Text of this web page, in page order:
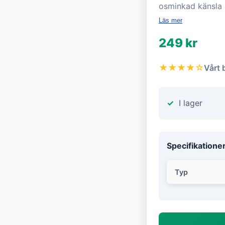
osminkad känsla
Läs mer
249 kr
★★★★☆Vårt
I lager
Typ